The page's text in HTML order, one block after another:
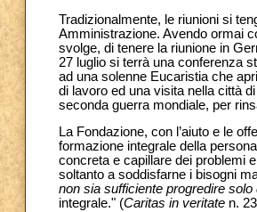
Tradizionalmente, le riunioni si
Amministrazione. Avendo ormai
svolge, di tenere la riunione in
27 luglio si terrà una conferenza
ad una solenne Eucaristia che
di lavoro ed una visita nella città
seconda guerra mondiale, per
La Fondazione, con l’aiuto e le
formazione integrale della
concreta e capillare dei problemi
soltanto a soddisfarne i bisogni
non sia sufficiente progredire
integrale." (Caritas in veritate n.